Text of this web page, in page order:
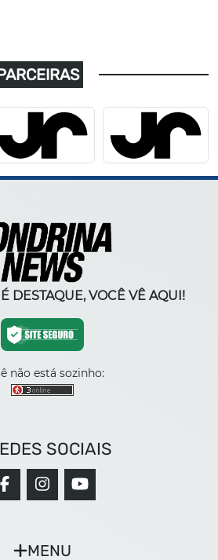
DESTAQUE, VOCÊ VÊ AQUI!
não está sozinho:
MENU
SOCIAIS